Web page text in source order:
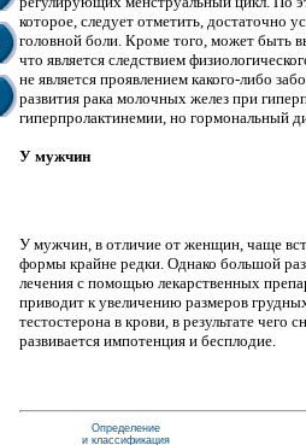
которое, следует отметить, достаточно
головной боли. Кроме того, может быть
что является следствием
не является проявлением какого-либо
развития рака молочных желез при
гиперпролактинемии, но гормональный
У мужчин
У мужчин, в отличие от женщин, чаще
формы крайне редки. Однако большой
лечения с помощью лекарственных
приводит к увеличению размеров
тестостерона в крови, в результате
развивается импотенция и бесплодие.
Определение
и классификация